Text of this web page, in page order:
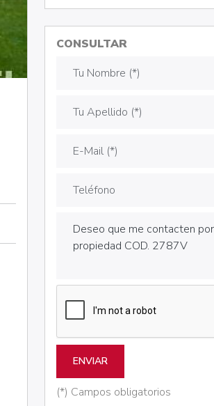
CONSULTAR
ENVIAR
(*) Campos obligatorios